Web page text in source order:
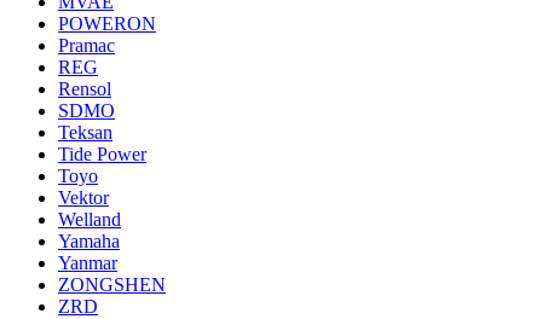
POWERON
Pramac
REG
Rensol
SDMO
Teksan
Tide Power
Toyo
Vektor
Welland
Yamaha
Yanmar
ZONGSHEN
ZRD